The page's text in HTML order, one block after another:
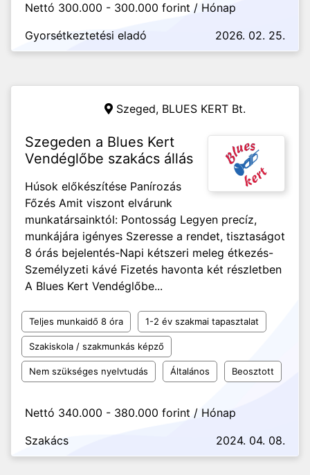
Nettó 300.000 - 300.000 forint / Hónap
Gyorsétkeztetési eladó
2026. 02. 25.
Szeged, BLUES KERT Bt.
Szegeden a Blues Kert
Vendéglőbe szakács állás
Húsok előkészítése Panírozás
Főzés Amit viszont elvárunk
munkatársainktól: Pontosság Legyen precíz,
munkájára igényes Szeresse a rendet, tisztaságot
8 órás bejelentés-Napi kétszeri meleg étkezés-
Személyzeti kávé Fizetés havonta két részletben
A Blues Kert Vendéglőbe...
Teljes munkaidő 8 óra 1-2 év szakmai tapasztalat
Szakiskola / szakmunkás képző
Nem szükséges nyelvtudás Általános Beosztott
Nettó 340.000 - 380.000 forint / Hónap
Szakács
2024. 04. 08.